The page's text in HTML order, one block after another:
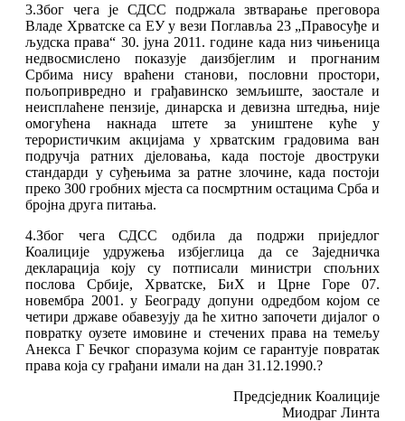
3.Због чега је СДСС подржала звтварање преговора
Владе Хрватске са ЕУ у вези Поглавља 23 „Правосуђе и
људска права“ 30. јуна 2011. године када низ чињеница
недвосмислено показује даизбјеглим и прогнаним
Србима нису враћени станови, пословни простори,
пољопривредно и грађавинско земљиште, заостале и
неисплаћене пензије, динарска и девизна штедња, није
омогућена накнада штете за уништене куће у
терористичким акцијама у хрватским градовима ван
подручја ратних дјеловања, када постоје двоструки
стандарди у суђењима за ратне злочине, када постоји
преко 300 гробних мјеста са посмртним остацима Срба и
бројна друга питања.
4.Због чега СДСС одбила да подржи приједлог
Коалиције удружења избјеглица да се Заједничка
декларација коју су потписали министри спољних
послова Србије, Хрватске, БиХ и Црне Горе 07.
новембра 2001. у Беогрaду допуни одредбом којом се
четири државе обавезују да ће хитно започети дијалог о
повратку оузете имовине и стечених права на темељу
Анекса Г Бечког споразума којим се гарантује повратак
права која су грађани имали на дан 31.12.1990.?
Предсједник Коалиције
Миодраг Линта